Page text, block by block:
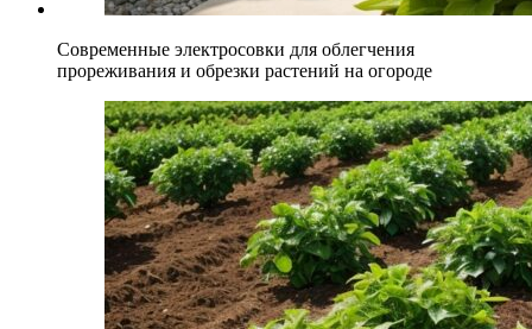
Современные электросовки для облегчения
прореживания и обрезки растений на огороде